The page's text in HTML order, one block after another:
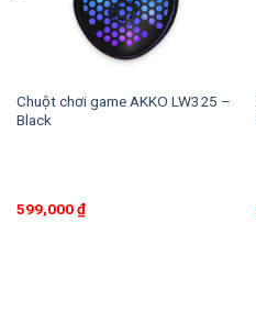
Chuột chơi game AKKO LW325 –
Black
599,000₫